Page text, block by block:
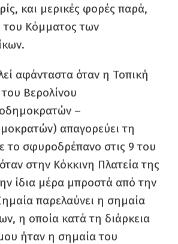
και μερικές φορές παρά,
Κόμματος των
αφάνταστα όταν η Τοπική
Βερολίνου
–
απαγορεύει τη
το σφυροδρέπανο στις 9 του
στην Κόκκινη Πλατεία της
ίδια μέρα μπροστά από την
παρελαύνει η σημαία
η οποία κατά τη διάρκεια
ήταν η σημαία του